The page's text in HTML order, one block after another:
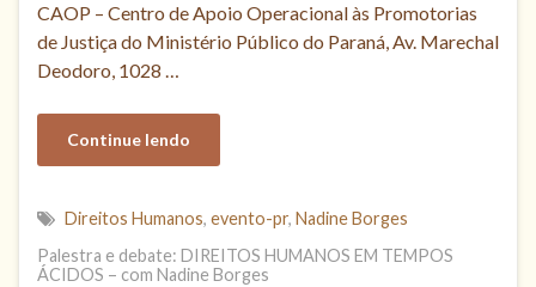
CAOP – Centro de Apoio Operacional às Promotorias
de Justiça do Ministério Público do Paraná, Av. Marechal
Deodoro, 1028 …
Continue lendo
Direitos Humanos, evento-pr, Nadine Borges
Palestra e debate: DIREITOS HUMANOS EM TEMPOS
ÁCIDOS – com Nadine Borges